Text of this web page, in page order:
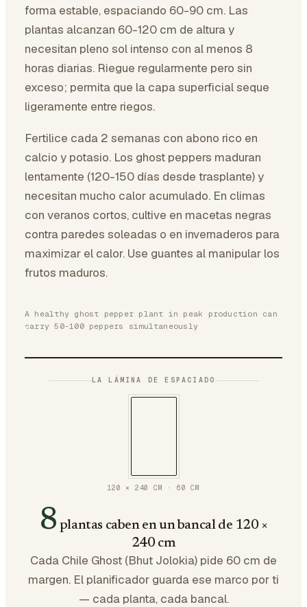
forma estable, espaciando 60-90 cm. Las
plantas alcanzan 60-120 cm de altura y
necesitan pleno sol intenso con al menos 8
horas diarias. Riegue regularmente pero sin
exceso; permita que la capa superficial seque
ligeramente entre riegos.
Fertilice cada 2 semanas con abono rico en
calcio y potasio. Los ghost peppers maduran
lentamente (120-150 días desde trasplante) y
necesitan mucho calor acumulado. En climas
con veranos cortos, cultive en macetas negras
contra paredes soleadas o en invernaderos para
maximizar el calor. Use guantes al manipular los
frutos maduros.
A healthy ghost pepper plant in peak production can
carry 50-100 peppers simultaneously
LA LÁMINA DE ESPACIADO
120 × 240 CM · 60 CM
8 plantas caben en un bancal de 120 ×
240 cm
Cada Chile Ghost (Bhut Jolokia) pide 60 cm de
margen. El planificador guarda ese marco por ti
— cada planta, cada bancal.